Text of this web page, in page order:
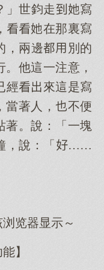
」世鈞走寫
在那裏寫
，兩邊別的
他這一注意，
經來這是寫
當著人，不便
。說：「一塊
，說：「……
览器显示～
】